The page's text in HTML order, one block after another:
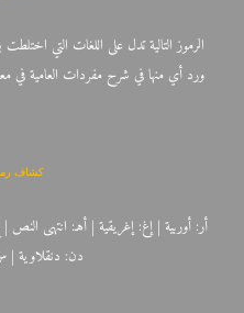
الرموز التالية تدل على اللغات التي
ورد أي منها في شرح مفردات العامية في
كشاف
أر: أوربية | إغ: إغريقية | أهـ: انتهى
دن: دنقلاوية |